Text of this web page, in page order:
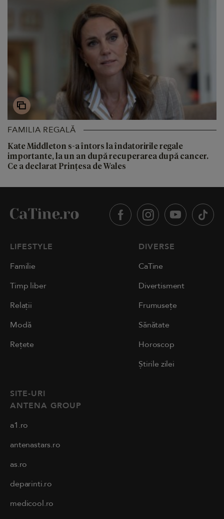
FAMILIA REGALĂ
Kate Middleton s-a întors la îndatoririle regale
importante, la un an după recuperarea după cancer.
Ce a declarat Prințesa de Wales
LIFESTYLE
Familie
Timp liber
Relații
Modă
Rețete
DIVERSE
CaTine
Divertisment
Frumusețe
Sănătate
Horoscop
Știrile zilei
SITE-URI
ANTENA GROUP
a1.ro
antenastars.ro
as.ro
deparinti.ro
medicool.ro